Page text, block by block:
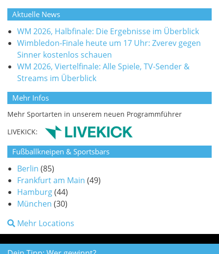
Aktuelle News
WM 2026, Halbfinale: Die Ergebnisse im Überblick
Wimbledon-Finale heute um 17 Uhr: Zverev gegen
Sinner kostenlos schauen
WM 2026, Viertelfinale: Alle Spiele, TV-Sender &
Streams im Überblick
Mehr Infos
Mehr Sportarten in unserem neuen Programmführer
LIVEKICK:
Fußballkneipen & Sportsbars
Berlin (85)
Frankfurt am Main (49)
Hamburg(44)
München (30)
Mehr Locations